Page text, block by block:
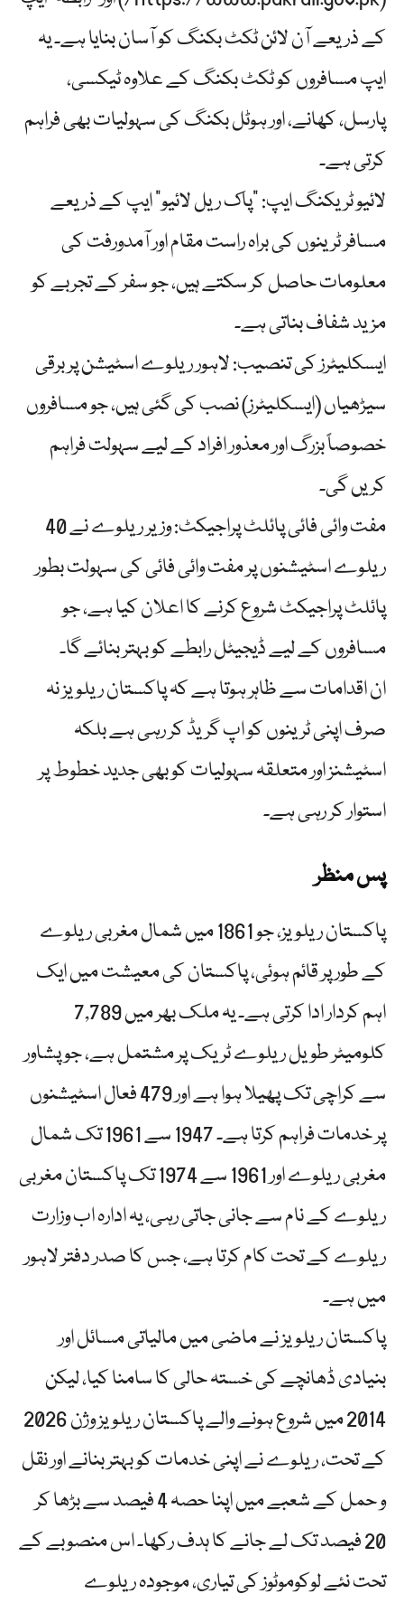
کے ذریعے آن لائن ٹکٹ بکنگ کو آسان بنایا ہے۔ یہ
ایپ مسافروں کو ٹکٹ بکنگ کے علاوہ ٹیکسی،
پارسل، کھانے، اور ہوٹل بکنگ کی سہولیات بھی فراہم
کرتی ہے۔
لائیو ٹریکنگ ایپ: "پاک ریل لائیو” ایپ کے ذریعے
مسافر ٹرینوں کی براہ راست مقام اور آمدورفت کی
معلومات حاصل کر سکتے ہیں، جو سفر کے تجربے کو
مزید شفاف بناتی ہے۔
ایسکلیٹرز کی تنصیب: لاہور ریلوے اسٹیشن پر برقی
سیڑھیاں (ایسکلیٹرز) نصب کی گئی ہیں، جو مسافروں
خصوصاً بزرگ اور معذور افراد کے لیے سہولت فراہم
کریں گی۔
مفت وائی فائی پائلٹ پراجیکٹ: وزیر ریلوے نے 40
ریلوے اسٹیشنوں پر مفت وائی فائی کی سہولت بطور
پائلٹ پراجیکٹ شروع کرنے کا اعلان کیا ہے، جو
مسافروں کے لیے ڈیجیٹل رابطے کو بہتر بنائے گا۔
ان اقدامات سے ظاہر ہوتا ہے کہ پاکستان ریلویز نہ
صرف اپنی ٹرینوں کو اپ گریڈ کر رہی ہے بلکہ
اسٹیشنز اور متعلقہ سہولیات کو بھی جدید خطوط پر
استوار کر رہی ہے۔
پس منظر
پاکستان ریلویز، جو 1861 میں شمال مغربی ریلوے
کے طور پر قائم ہوئی، پاکستان کی معیشت میں ایک
اہم کردار ادا کرتی ہے۔ یہ ملک بھر میں 7,789
کلومیٹر طویل ریلوے ٹریک پر مشتمل ہے، جو پشاور
سے کراچی تک پھیلا ہوا ہے اور 479 فعال اسٹیشنوں
پر خدمات فراہم کرتا ہے۔ 1947 سے 1961 تک شمال
مغربی ریلوے اور 1961 سے 1974 تک پاکستان مغربی
ریلوے کے نام سے جانی جاتی رہی، یہ ادارہ اب وزارت
ریلوے کے تحت کام کرتا ہے، جس کا صدر دفتر لاہور
میں ہے۔
پاکستان ریلویز نے ماضی میں مالیاتی مسائل اور
بنیادی ڈھانچے کی خستہ حالی کا سامنا کیا، لیکن
2014 میں شروع ہونے والے پاکستان ریلویز وژن 2026
کے تحت، ریلوے نے اپنی خدمات کو بہتر بنانے اور نقل
و حمل کے شعبے میں اپنا حصہ 4 فیصد سے بڑھا کر
20 فیصد تک لے جانے کا ہدف رکھا۔ اس منصوبے کے
تحت نئے لوکوموٹوز کی تیاری، موجودہ ریلوے